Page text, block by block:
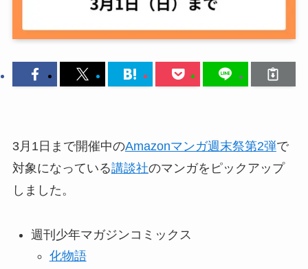
3月1日まで開催中のAmazonマンガ週末祭第2弾で
対象になっている講談社のマンガをピックアップ
しました。
週刊少年マガジンコミックス
化物語